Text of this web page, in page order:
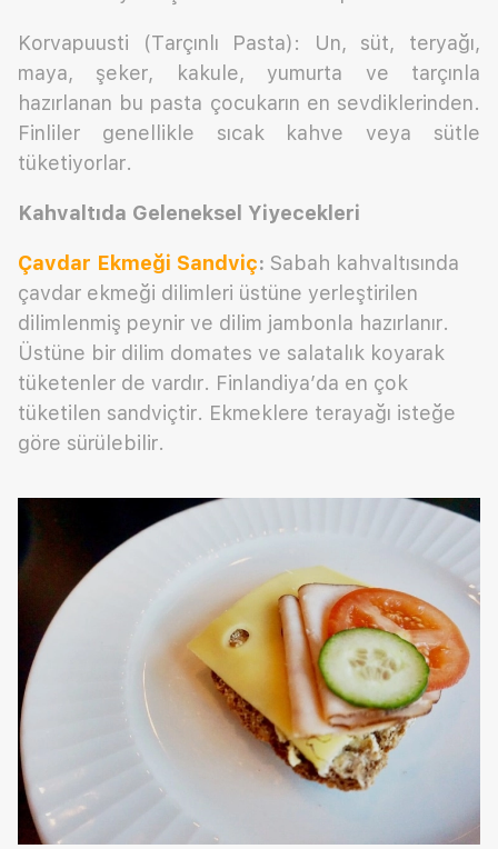
Korvapuusti (Tarçınlı Pasta): Un, süt, teryağı,
maya, şeker, kakule, yumurta ve tarçınla
hazırlanan bu pasta çocukarın en sevdiklerinden.
Finliler genellikle sıcak kahve veya sütle
tüketiyorlar.
Kahvaltıda Geleneksel Yiyecekleri
Çavdar Ekmeği Sandviç: Sabah kahvaltısında
çavdar ekmeği dilimleri üstüne yerleştirilen
dilimlenmiş peynir ve dilim jambonla hazırlanır.
Üstüne bir dilim domates ve salatalık koyarak
tüketenler de vardır. Finlandiya’da en çok
tüketilen sandviçtir. Ekmeklere terayağı isteğe
göre sürülebilir.